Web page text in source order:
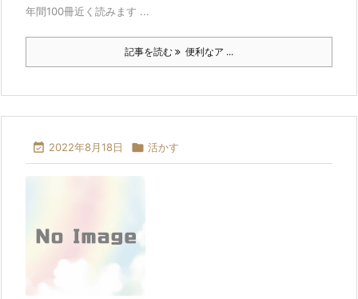
年間100冊近く読みます ...
記事を読む 便利なア ...
 2022年8月18日  活かす